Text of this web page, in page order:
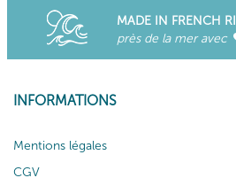
MADE IN FRENCH
près de la mer avec
INFORMATIONS
Mentions légales
CGV